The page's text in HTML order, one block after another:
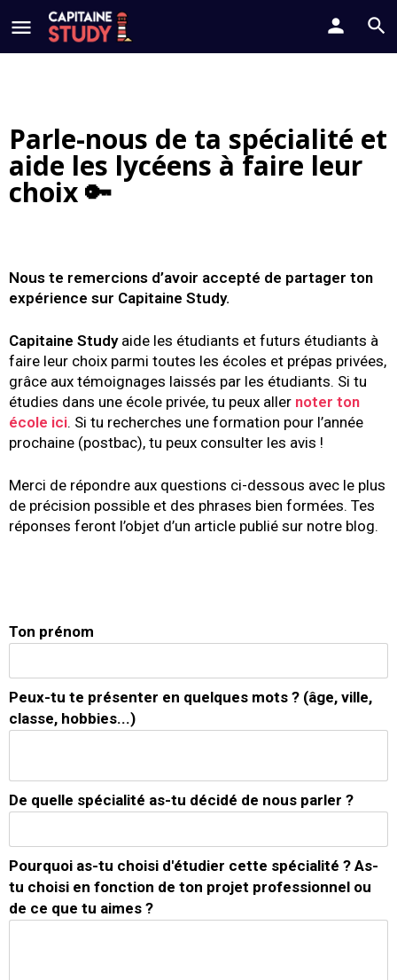
Parle-nous de ta spécialité et
aide les lycéens à faire leur
choix 🔑
Nous te remercions d’avoir accepté de partager ton
expérience sur Capitaine Study.
Capitaine Studyaide les étudiants et futurs étudiants à
faire leur choix parmi toutes les écoles et prépas privées,
grâce aux témoignages laissés par les étudiants. Si tu
étudies dans une école privée, tu peux aller noter ton
école ici. Si tu recherches une formation pour l’année
prochaine (postbac), tu peux consulter les avis !
Merci de répondre aux questions ci-dessous avec le plus
de précision possible et des phrases bien formées. Tes
réponses feront l’objet d’un article publié sur notre blog.
Ton prénom
Peux-tu te présenter en quelques mots ? (âge, ville,
classe, hobbies...)
De quelle spécialité as-tu décidé de nous parler ?
Pourquoi as-tu choisi d'étudier cette spécialité ? As-
tu choisi en fonction de ton projet professionnel ou
de ce que tu aimes ?